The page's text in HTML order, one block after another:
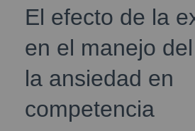
El efecto de la
en el manejo
la ansiedad en
competencia